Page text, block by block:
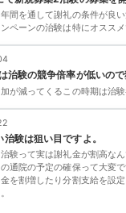
間を通して謝礼の条件が良
ペーンの治験は特にオススメ
治験の競争倍率が低いので
が減ってくるこの時期は治
験は狙い目ですよ。
験って実は謝礼金が割高なん
通院の予定の確保って大変
を割増したり分割支給を設